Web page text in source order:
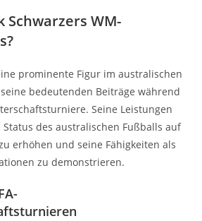
Schwarzers WM-
prominente Figur im australischen
bedeutenden Beiträge während
Seine Leistungen
des australischen Fußballs auf
erhöhen und seine Fähigkeiten als
zu demonstrieren.